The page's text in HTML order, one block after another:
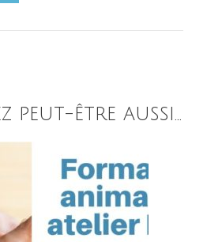
peut-être aussi…